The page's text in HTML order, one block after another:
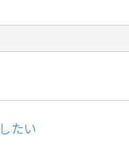
たい